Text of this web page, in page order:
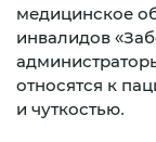
медицинское
инвалидов
относятся к
и чуткостью.